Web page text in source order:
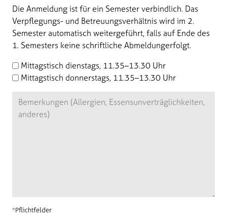
Die Anmeldung ist für ein Semester verbindlich. Das
Verpflegungs- und Betreuungsverhältnis wird im 2.
Semester automatisch weitergeführt, falls auf Ende des
1. Semesters keine schriftliche Abmeldungerfolgt.
Mittagstisch dienstags, 11.35–13.30 Uhr
Mittagstisch donnerstags, 11.35–13.30 Uhr
*Pflichtfelder